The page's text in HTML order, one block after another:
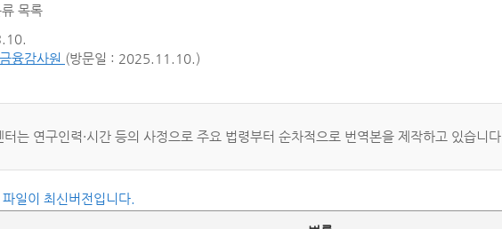
목록
융감사원 (방문일 : 2025.11.10.)
는 연구인력·시간 등의 사정으로 주요 법령부터 순차적으로 번역본을 제작하고 있습니다.
일이 최신버전입니다.